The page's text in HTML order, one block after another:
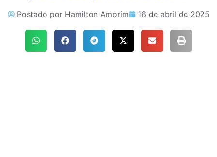
Postado por Hamilton Amorim 16 de abril de 2025